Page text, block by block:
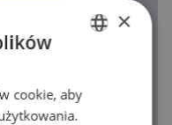
POLISH
×
cookie, aby